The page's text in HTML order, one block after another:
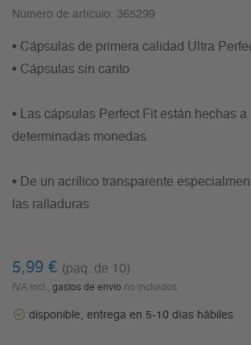
Número de artículo: 365299
• Cápsulas de primera calidad Ultra
• Cápsulas sin canto
• Las cápsulas Perfect Fit están hechas a
determinadas monedas
• De un acrílico transparente
las ralladuras
5,99 € (paq. de 10)
IVA incl., gastos de envío no incluidos
disponible, entrega en 5-10 días hábiles